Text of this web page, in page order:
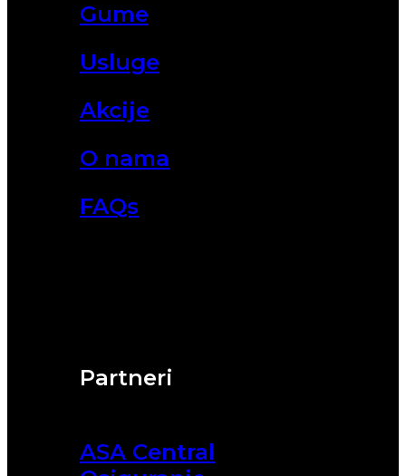
Partneri
ASA Central
Gume
Usluge
Akcije
O nama
FAQs